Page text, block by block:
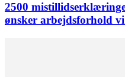
2500
ønsker arbejdsforhold